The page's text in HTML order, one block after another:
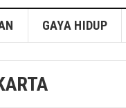
GAYA HIDUP